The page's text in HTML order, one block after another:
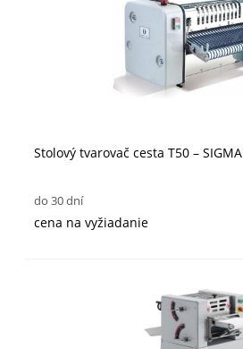
Stolový tvarovač cesta T50 – SIGMA
do 30 dní
cena na vyžiadanie